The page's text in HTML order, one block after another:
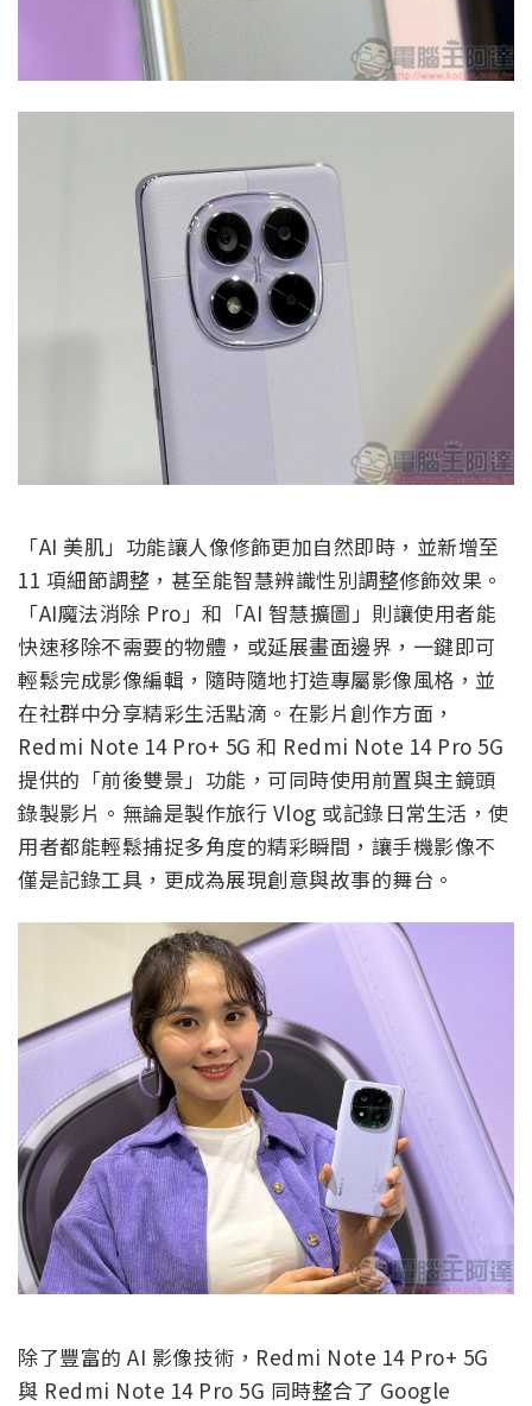
「AI 美肌」功能讓人像修飾更加自然即時，並新增至
11 項細節調整，甚至能智慧辨識性別調整修飾效果。
「AI魔法消除 Pro」和「AI 智慧擴圖」則讓使用者能
快速移除不需要的物體，或延展畫面邊界，一鍵即可
輕鬆完成影像編輯，隨時隨地打造專屬影像風格，並
在社群中分享精彩生活點滴。在影片創作方面，
Redmi Note 14 Pro+ 5G 和 Redmi Note 14 Pro 5G
提供的「前後雙景」功能，可同時使用前置與主鏡頭
錄製影片。無論是製作旅行 Vlog 或記錄日常生活，使
用者都能輕鬆捕捉多角度的精彩瞬間，讓手機影像不
僅是記錄工具，更成為展現創意與故事的舞台。
除了豐富的 AI 影像技術，Redmi Note 14 Pro+ 5G
與 Redmi Note 14 Pro 5G 同時整合了 Google